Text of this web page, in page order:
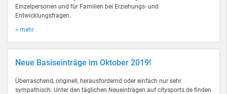
Einzelpersonen und für Familien bei Erziehungs- und
Entwicklungsfragen.
» mehr
Neue Basiseinträge im Oktober 2019!
Überraschend, originell, herausfordernd oder einfach nur sehr
sympathisch: Unter den täglichen Neueinträgen auf citysports.de finden